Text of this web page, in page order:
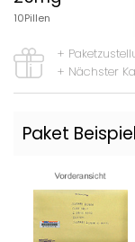
10Pillen
+
+ Nächster
Paket Beispiel